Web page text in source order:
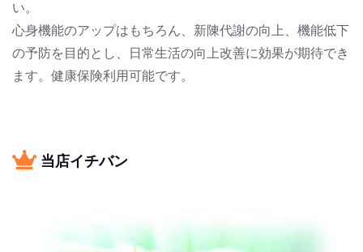
い。
心身機能のアップはもちろん、新陳代謝の向上、機能低下
の予防を目的とし、日常生活の向上改善に効果が期待でき
ます。健康保険利用可能です。
当店イチバン